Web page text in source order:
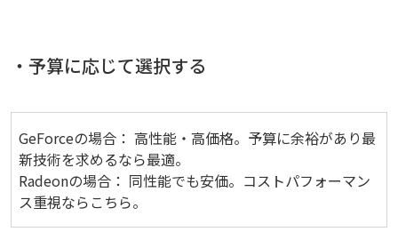
・予算に応じて選択する
GeForceの場合： 高性能・高価格。予算に余裕があり最
新技術を求めるなら最適。
Radeonの場合： 同性能でも安価。コストパフォーマン
ス重視ならこちら。